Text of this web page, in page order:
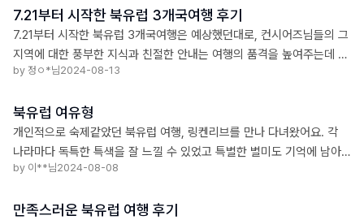
최컨시어즈님, 이 자리를 빌어 다시 한번 더 감사드립니다^^
7.21부터 시작한 북유럽 3개국여행 후기
7.21부터 시작한 북유럽 3개국여행은 예상했던대로, 컨시어즈님들의 그
지역에 대한 풍부한 지식과 친절한 안내는 여행의 품격을 높여주는데 기
여했고, 무엇보다도 시간적인 여유로움과 최상의 숙식은 여행의 퀄리트
번째 여행이 되었다
by 정ㅇ*님2024-08-13
북유럽 여유형
개인적으로 숙제같았던 북유럽 여행, 링켄리브를 만나 다녀왔어요. 각
나라마다 독특한 특색을 잘 느낄 수 있었고 특별한 별미도 기억에 남아
요. 여유형이었는데 다소 촘촘한 일정에 유럽 특유의 카페에서 커피 한
했고 컨시어스님들의 전문성과 진실성에 감동이였네요.
by 이**님2024-08-08
만족스러운 북유럽 여행 후기